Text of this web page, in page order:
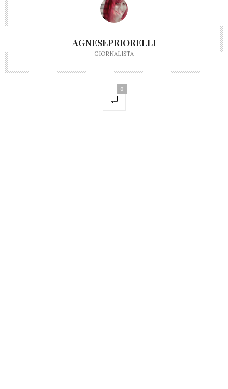
AGNESEPRIORELLI
GIORNALISTA
0